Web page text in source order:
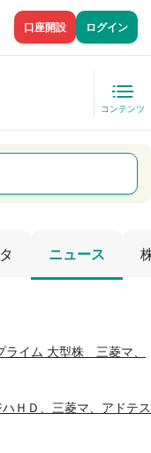
口座開設 ログイン
コンテンツ
ニュース
ライム 大型株 三菱マ、
ＨＤ、三菱マ、アドテス